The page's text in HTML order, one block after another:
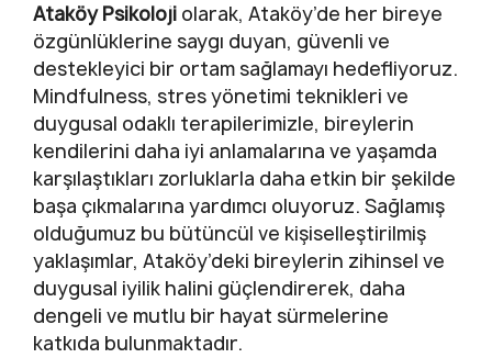
Ataköy Psikoloji olarak, Ataköy’de her bireye
özgünlüklerine saygı duyan, güvenli ve
destekleyici bir ortam sağlamayı hedefliyoruz.
Mindfulness, stres yönetimi teknikleri ve
duygusal odaklı terapilerimizle, bireylerin
kendilerini daha iyi anlamalarına ve yaşamda
karşılaştıkları zorluklarla daha etkin bir şekilde
başa çıkmalarına yardımcı oluyoruz. Sağlamış
olduğumuz bu bütüncül ve kişiselleştirilmiş
yaklaşımlar, Ataköy’deki bireylerin zihinsel ve
duygusal iyilik halini güçlendirerek, daha
dengeli ve mutlu bir hayat sürmelerine
katkıda bulunmaktadır.